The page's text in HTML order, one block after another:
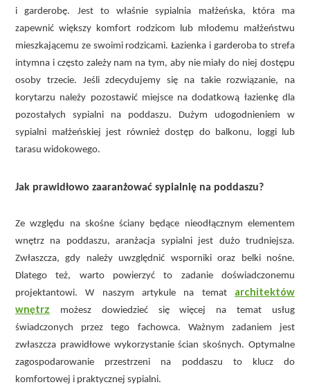
i garderobę. Jest to właśnie sypialnia małżeńska, która ma
zapewnić większy komfort rodzicom lub młodemu małżeństwu
mieszkającemu ze swoimi rodzicami. Łazienka i garderoba to strefa
intymna i często zależy nam na tym, aby nie miały do niej dostępu
osoby trzecie. Jeśli zdecydujemy się na takie rozwiązanie, na
korytarzu należy pozostawić miejsce na dodatkową łazienkę dla
pozostałych sypialni na poddaszu. Dużym udogodnieniem w
sypialni małżeńskiej jest również dostęp do balkonu, loggi lub
tarasu widokowego.
Jak prawidłowo zaaranżować sypialnię na poddaszu?
Ze względu na skośne ściany będące nieodłącznym elementem
wnętrz na poddaszu, aranżacja sypialni jest dużo trudniejsza.
Zwłaszcza, gdy należy uwzględnić wsporniki oraz belki nośne.
Dlatego też, warto powierzyć to zadanie doświadczonemu
projektantowi. W naszym artykule na temat architektów
wnętrz
możesz dowiedzieć się więcej na temat usług
świadczonych przez tego fachowca. Ważnym zadaniem jest
zwłaszcza prawidłowe wykorzystanie ścian skośnych. Optymalne
zagospodarowanie przestrzeni na poddaszu to klucz do
komfortowej i praktycznej sypialni.